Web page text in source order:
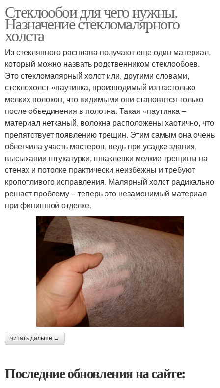
Стеклообои для чего нужны.
Назначение стекломалярного
холста
Из стеклянного расплава получают еще один материал,
который можно назвать родственником стеклообоев.
Это стекломалярный холст или, другими словами,
стеклохолст «паутинка, производимый из настолько
мелких волокон, что видимыми они становятся только
после объединения в полотна. Такая «паутинка –
материал нетканый, волокна расположены хаотично, что
препятствует появлению трещин. Этим самым она очень
облегчила участь мастеров, ведь при усадке здания,
высыхании штукатурки, шпаклевки мелкие трещины на
стенах и потолке практически неизбежны и требуют
кропотливого исправления. Малярный холст радикально
решает проблему – теперь это незаменимый материал
при финишной отделке.
читать дальше →
Последние обновления на сайте: